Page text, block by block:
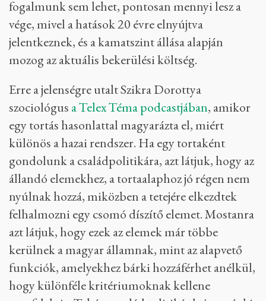
fogalmunk sem lehet, pontosan mennyi lesz a
vége, mivel a hatások 20 évre elnyújtva
jelentkeznek, és a kamatszint állása alapján
mozog az aktuális bekerülési költség.
Erre a jelenségre utalt Szikra Dorottya
szociológus a Telex Téma podcastjában, amikor
egy tortás hasonlattal magyarázta el, miért
különös a hazai rendszer. Ha egy tortaként
gondolunk a családpolitikára, azt látjuk, hogy az
állandó elemekhez, a tortaalaphoz jó régen nem
nyúlnak hozzá, miközben a tetejére elkezdtek
felhalmozni egy csomó díszítő elemet. Mostanra
azt látjuk, hogy ezek az elemek már többe
kerülnek a magyar államnak, mint az alapvető
funkciók, amelyekhez bárki hozzáférhet anélkül,
hogy különféle kritériumoknak kellene